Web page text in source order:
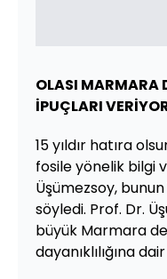
OLASI MARMARA
İPUÇLARI
15 yıldır hatıra
fosile yönelik bilgi
Üşümezsoy, bunun
söyledi. Prof. Dr.
büyük Marmara
dayanıklılığına